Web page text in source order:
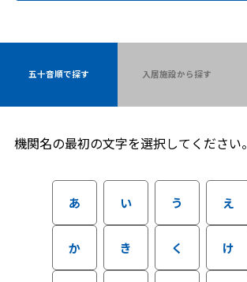
五十音順で探す 入居施設から探す
機関名の最初の文字を選択してください。
あ い う え
か き く け